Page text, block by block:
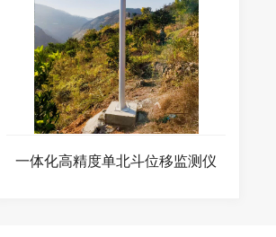
一体化高精度单北斗位移监测仪